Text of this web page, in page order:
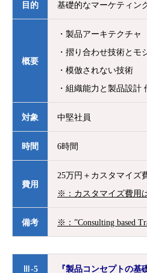
目的 基礎的なマーケティン
概要
・製品アーキテクチャ
・摺り合わせ技術とモ
・模倣されない技術
・組織能力と製品設計
対象 中堅社員
時間 6時間
費用
25万円＋カスタマイズ
※：カスタマイズ費用
備考 ※：”Consulting based
Ⅲ-5 『製品コンセプトの基